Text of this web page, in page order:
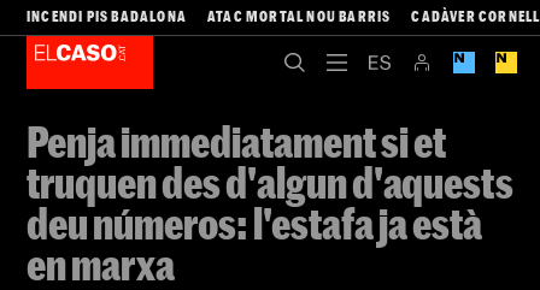
INCENDI PIS BADALONA ATAC MORTAL NOU BARRIS CADÀVER
Penja immediatament si et
truquen des d'algun d'aquests
deu números: l'estafa ja està
en marxa